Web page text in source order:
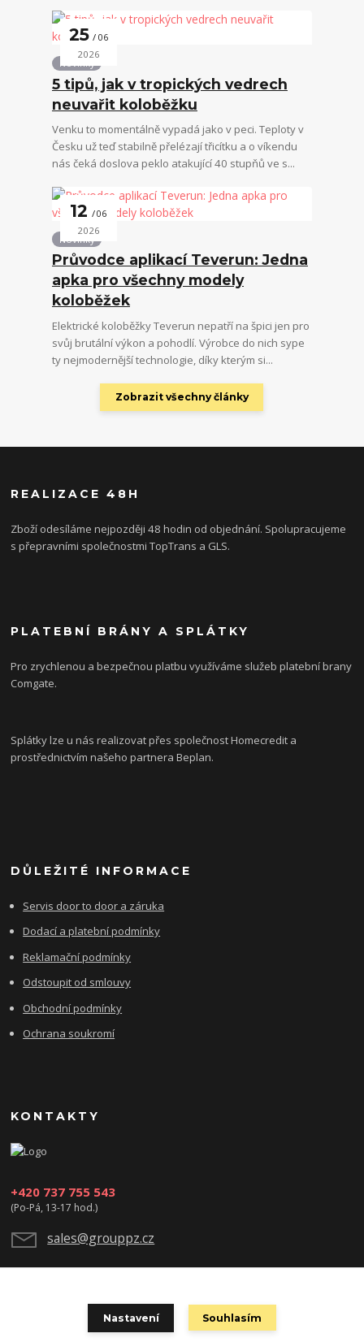
25 06
2026
Novinky
5 tipů, jak v tropických vedrech
neuvařit koloběžku
Venku to momentálně vypadá jako v peci. Teploty v
Česku už teď stabilně přelézají třicítku a o víkendu
nás čeká doslova peklo atakující 40 stupňů ve s...
12 06
2026
Novinky
Průvodce aplikací Teverun: Jedna
apka pro všechny modely
koloběžek
Elektrické koloběžky Teverun nepatří na špici jen pro
svůj brutální výkon a pohodlí. Výrobce do nich sype
ty nejmodernější technologie, díky kterým si...
Zobrazit všechny články
REALIZACE 48H
Zboží odesíláme nejpozději 48 hodin od objednání. Spolupracujeme
s přepravními společnostmi TopTrans a GLS.
PLATEBNÍ BRÁNY A SPLÁTKY
Pro zrychlenou a bezpečnou platbu využíváme služeb platební brany
Comgate.
Splátky lze u nás realizovat přes společnost Homecredit a
prostřednictvím našeho partnera Beplan.
DŮLEŽITÉ INFORMACE
Servis door to door a záruka
Dodací a platební podmínky
Reklamační podmínky
Odstoupit od smlouvy
Obchodní podmínky
Ochrana soukromí
KONTAKTY
+420 737 755 543
(Po-Pá, 13-17 hod.)
sales@grouppz.cz
Nastavení Souhlasím